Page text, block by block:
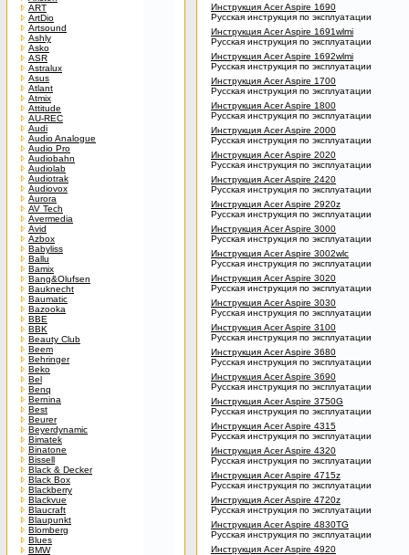
ART
ArtDio
Artsound
Ashly
Asko
ASR
Astralux
Asus
Atlant
Atmix
Attitude
AU-REC
Audi
Audio Analogue
Audio Pro
Audiobahn
Audiolab
Audiotrak
Audiovox
Aurora
AV Tech
Avermedia
Avid
Azbox
Babyliss
Ballu
Bamix
Bang&Olufsen
Bauknecht
Baumatic
Bazooka
BBE
BBK
Beauty Club
Beem
Behringer
Beko
Bel
Benq
Bernina
Best
Beurer
Beyerdynamic
Bimatek
Binatone
Bissell
Black & Decker
Black Box
Blackberry
Blackvue
Blaucraft
Blaupunkt
Blomberg
Blues
BMW
Инструкция Acer Aspire 1690
Русская инструкция по эксплуатации
Инструкция Acer Aspire 1691wlmi
Русская инструкция по эксплуатации
Инструкция Acer Aspire 1692wlmi
Русская инструкция по эксплуатации
Инструкция Acer Aspire 1700
Русская инструкция по эксплуатации
Инструкция Acer Aspire 1800
Русская инструкция по эксплуатации
Инструкция Acer Aspire 2000
Русская инструкция по эксплуатации
Инструкция Acer Aspire 2020
Русская инструкция по эксплуатации
Инструкция Acer Aspire 2420
Русская инструкция по эксплуатации
Инструкция Acer Aspire 2920z
Русская инструкция по эксплуатации
Инструкция Acer Aspire 3000
Русская инструкция по эксплуатации
Инструкция Acer Aspire 3002wlc
Русская инструкция по эксплуатации
Инструкция Acer Aspire 3020
Русская инструкция по эксплуатации
Инструкция Acer Aspire 3030
Русская инструкция по эксплуатации
Инструкция Acer Aspire 3100
Русская инструкция по эксплуатации
Инструкция Acer Aspire 3680
Русская инструкция по эксплуатации
Инструкция Acer Aspire 3690
Русская инструкция по эксплуатации
Инструкция Acer Aspire 3750G
Русская инструкция по эксплуатации
Инструкция Acer Aspire 4315
Русская инструкция по эксплуатации
Инструкция Acer Aspire 4320
Русская инструкция по эксплуатации
Инструкция Acer Aspire 4715z
Русская инструкция по эксплуатации
Инструкция Acer Aspire 4720z
Русская инструкция по эксплуатации
Инструкция Acer Aspire 4830TG
Русская инструкция по эксплуатации
Инструкция Acer Aspire 4920